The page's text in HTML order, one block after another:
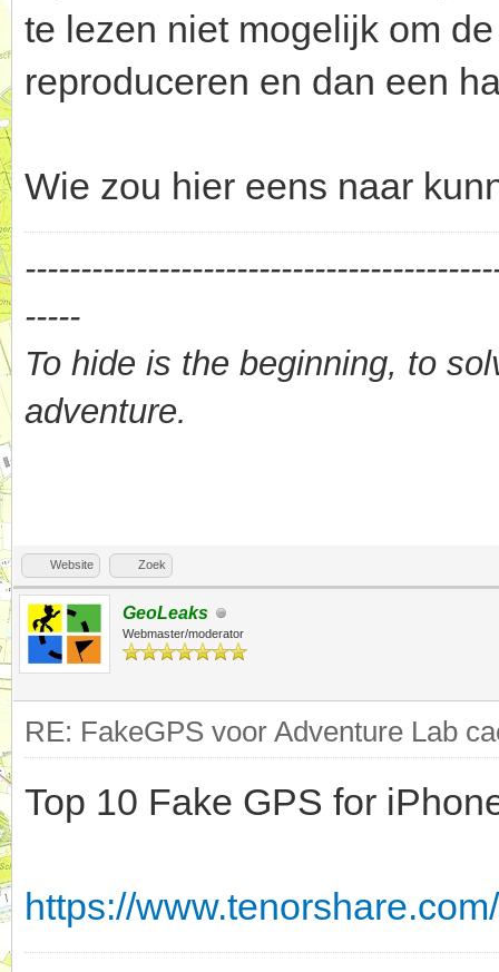
te lezen niet mogelijk om
reproduceren en dan een
Wie zou hier eens naar
-----
To hide is the beginning, to
adventure.
Website Zoek
GeoLeaks
Webmaster/moderator
RE: FakeGPS voor Adventure Lab
Top 10 Fake GPS for
https://